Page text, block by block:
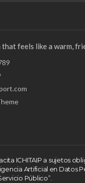
feels like a warm,
ICHITAIP a sujetos
Artificial en Datos
Público”.